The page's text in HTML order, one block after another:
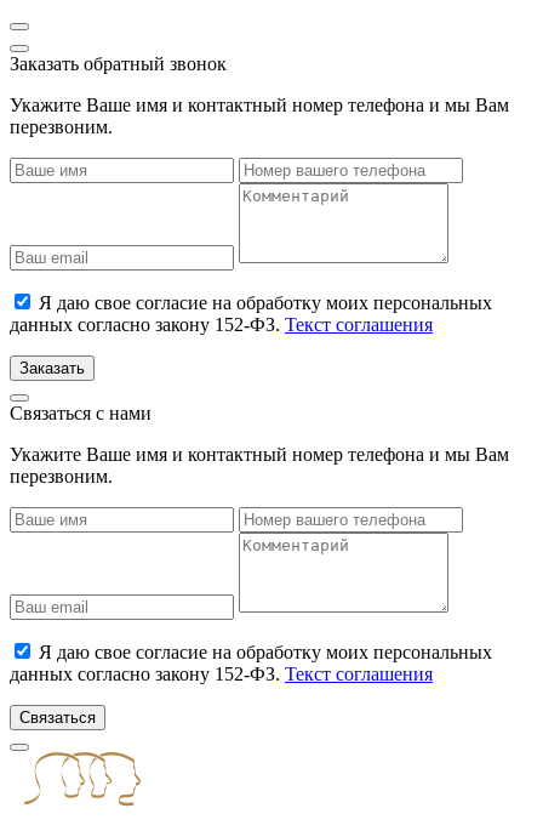
Заказать обратный звонок
Укажите Ваше имя и контактный номер телефона и мы Вам
перезвоним.
Я даю свое согласие на обработку моих персональных
данных согласно закону 152-ФЗ. Текст соглашения
Заказать
Связаться с нами
Укажите Ваше имя и контактный номер телефона и мы Вам
перезвоним.
Я даю свое согласие на обработку моих персональных
данных согласно закону 152-ФЗ. Текст соглашения
Связаться